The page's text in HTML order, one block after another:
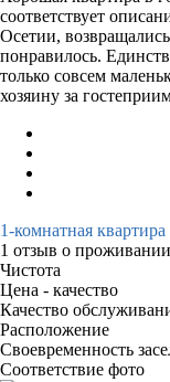
соответствует
Осетии,
понравилось.
только совсем
хозяину за
1-комнатная квартира
1 отзыв о
Чистота
Цена - качество
Качество
Расположение
Своевременность
Соответствие фото